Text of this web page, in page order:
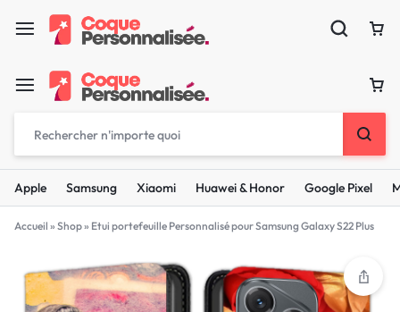
Apple Samsung Xiaomi Huawei & Honor Google Pixel
Accueil » Shop» Etui portefeuille Personnalisé pour Samsung Galaxy S22 Plus